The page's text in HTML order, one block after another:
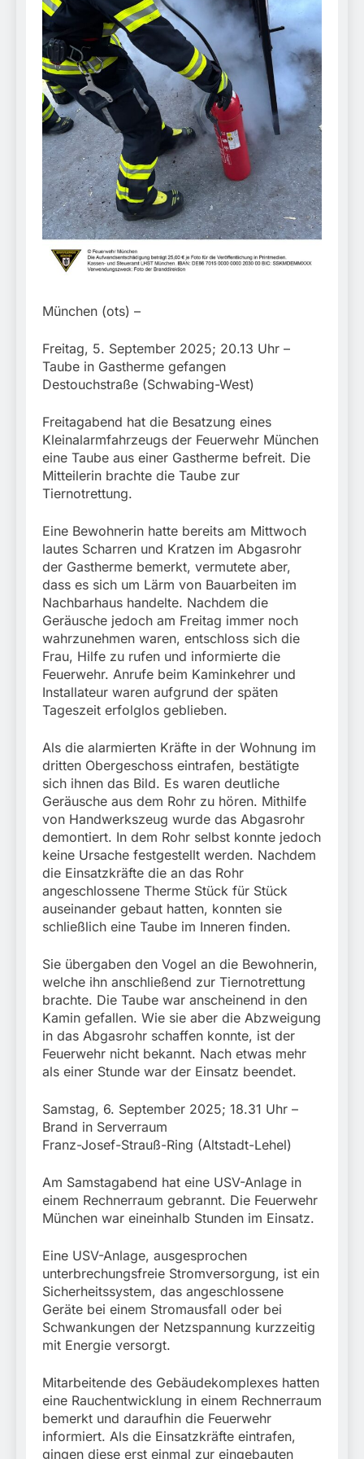
Beinahekollision an
Bahnübergang in Aubing
/ Bundespolizei ermittelt
wegen gefährlichen
Eingriffs in den
Bahnverkehr
5. August 2026
München (ots) –
Freitag, 5. September 2025; 20.13 Uhr –
Taube in Gastherme gefangen
Destouchstraße (Schwabing-West)
Freitagabend hat die Besatzung eines
Kleinalarmfahrzeugs der Feuerwehr München
eine Taube aus einer Gastherme befreit. Die
Mitteilerin brachte die Taube zur
Tiernotrettung.
Eine Bewohnerin hatte bereits am Mittwoch
lautes Scharren und Kratzen im Abgasrohr
der Gastherme bemerkt, vermutete aber,
dass es sich um Lärm von Bauarbeiten im
Nachbarhaus handelte. Nachdem die
Geräusche jedoch am Freitag immer noch
wahrzunehmen waren, entschloss sich die
Frau, Hilfe zu rufen und informierte die
Feuerwehr. Anrufe beim Kaminkehrer und
Installateur waren aufgrund der späten
Tageszeit erfolglos geblieben.
Als die alarmierten Kräfte in der Wohnung im
dritten Obergeschoss eintrafen, bestätigte
sich ihnen das Bild. Es waren deutliche
Geräusche aus dem Rohr zu hören. Mithilfe
von Handwerkszeug wurde das Abgasrohr
demontiert. In dem Rohr selbst konnte jedoch
keine Ursache festgestellt werden. Nachdem
die Einsatzkräfte die an das Rohr
angeschlossene Therme Stück für Stück
auseinander gebaut hatten, konnten sie
schließlich eine Taube im Inneren finden.
Sie übergaben den Vogel an die Bewohnerin,
welche ihn anschließend zur Tiernotrettung
brachte. Die Taube war anscheinend in den
Kamin gefallen. Wie sie aber die Abzweigung
in das Abgasrohr schaffen konnte, ist der
Feuerwehr nicht bekannt. Nach etwas mehr
als einer Stunde war der Einsatz beendet.
Samstag, 6. September 2025; 18.31 Uhr –
Brand in Serverraum
Franz-Josef-Strauß-Ring (Altstadt-Lehel)
Am Samstagabend hat eine USV-Anlage in
einem Rechnerraum gebrannt. Die Feuerwehr
München war eineinhalb Stunden im Einsatz.
Eine USV-Anlage, ausgesprochen
unterbrechungsfreie Stromversorgung, ist ein
Sicherheitssystem, das angeschlossene
Geräte bei einem Stromausfall oder bei
Schwankungen der Netzspannung kurzzeitig
mit Energie versorgt.
Mitarbeitende des Gebäudekomplexes hatten
eine Rauchentwicklung in einem Rechnerraum
bemerkt und daraufhin die Feuerwehr
informiert. Als die Einsatzkräfte eintrafen,
gingen diese erst einmal zur eingebauten